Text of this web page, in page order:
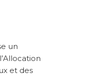
un
et des